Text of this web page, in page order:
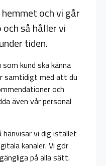
och vi går
så håller vi
tiden.
kund ska känna
samtidigt med att du
och
även vår personal
hänvisar vi dig istället
kanaler. Vi gör
på alla sätt.